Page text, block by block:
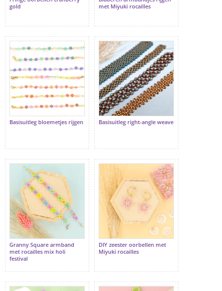
gold
met Miyuki rocailles
Basisuitleg bloemetjes rijgen Basisuitleg right-angle weave
Granny Square armband
met rocailles mix holi
festival
DIY zeester oorbellen met
Miyuki rocailles